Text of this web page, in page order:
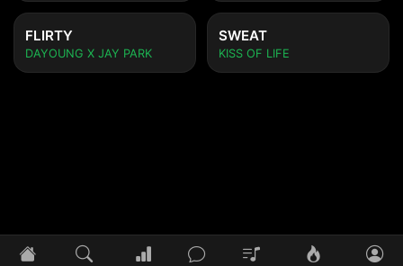
FLIRTY
DAYOUNG X JAY PARK
SWEAT
KISS OF LIFE